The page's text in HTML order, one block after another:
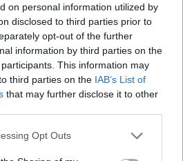
on personal information utilized by
disclosed to third parties prior to
opt-out of the further
information by third parties on the
participants. This information may
third parties on the IAB’s List of
that may further disclose it to other
Opt Outs
nesugebėjimas
priemonių lemia
ir sugriovimus“, –
pareiškė V. Zelenskis.
institucijos trečiadienį
Rusijos raketų ir dronų